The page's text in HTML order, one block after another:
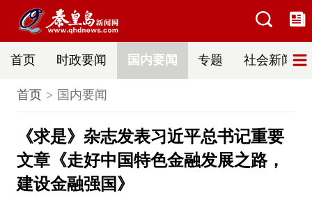
首页 时政要闻 国内要闻 专题 社会新闻
首页 国内要闻
《求是》杂志发表习近平总书记重要
文章《走好中国特色金融发展之路，
建设金融强国》